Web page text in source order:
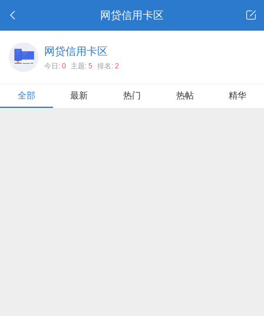
网贷信用卡区
网贷信用卡区
今日: 0 主题: 5 排名: 2
全部 最新 热门 热帖 精华